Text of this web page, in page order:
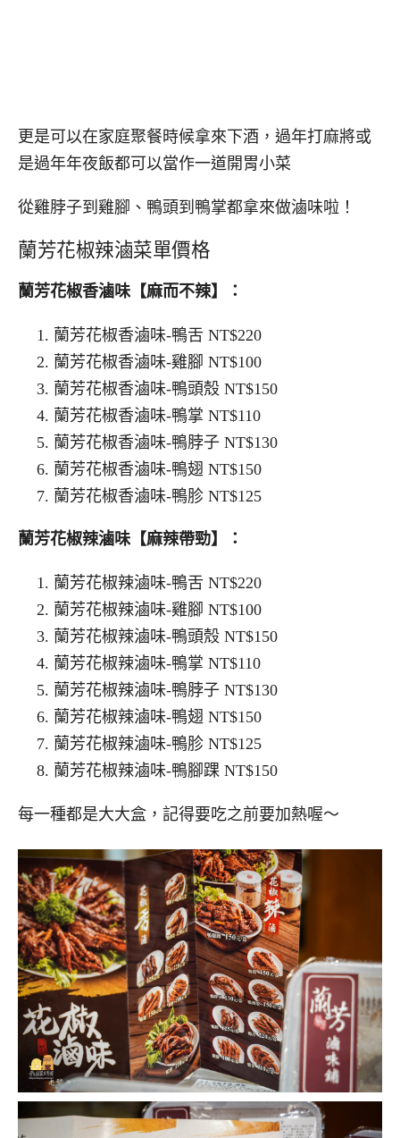
更是可以在家庭聚餐時候拿來下酒，過年打麻將或
是過年年夜飯都可以當作一道開胃小菜
從雞脖子到雞腳、鴨頭到鴨掌都拿來做滷味啦！
蘭芳花椒辣滷菜單價格
蘭芳花椒香滷味【麻而不辣】：
蘭芳花椒香滷味-鴨舌 NT$220
蘭芳花椒香滷味-雞腳 NT$100
蘭芳花椒香滷味-鴨頭殼 NT$150
蘭芳花椒香滷味-鴨掌 NT$110
蘭芳花椒香滷味-鴨脖子 NT$130
蘭芳花椒香滷味-鴨翅 NT$150
蘭芳花椒香滷味-鴨胗 NT$125
蘭芳花椒辣滷味【麻辣帶勁】：
蘭芳花椒辣滷味-鴨舌 NT$220
蘭芳花椒辣滷味-雞腳 NT$100
蘭芳花椒辣滷味-鴨頭殼 NT$150
蘭芳花椒辣滷味-鴨掌 NT$110
蘭芳花椒辣滷味-鴨脖子 NT$130
蘭芳花椒辣滷味-鴨翅 NT$150
蘭芳花椒辣滷味-鴨胗 NT$125
蘭芳花椒辣滷味-鴨腳踝 NT$150
每一種都是大大盒，記得要吃之前要加熱喔～